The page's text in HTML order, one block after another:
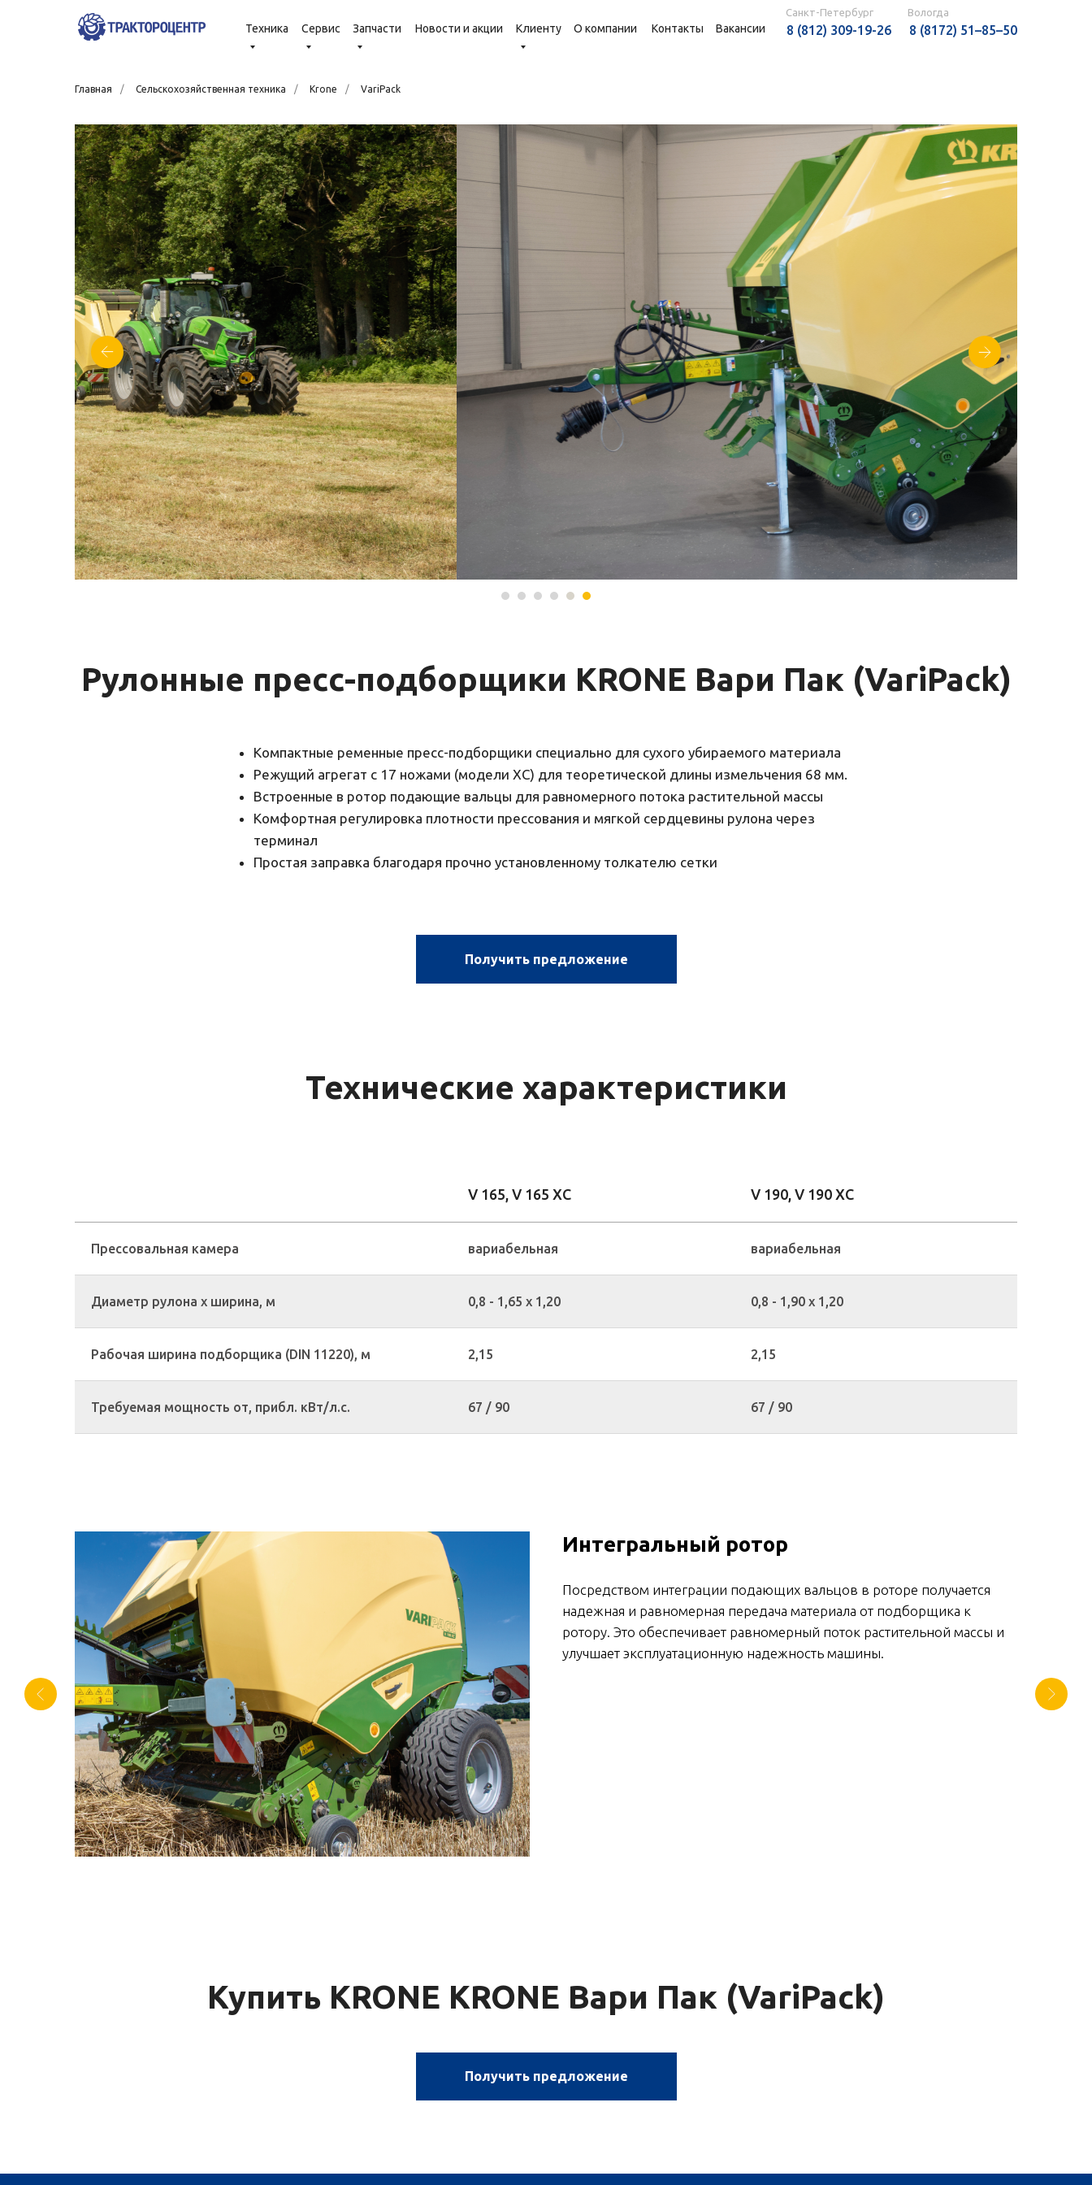
Техника Сервис Запчасти Новости и акции Клиенту О компании Вакансии 8 (812) 309-19-26
Санкт-Петербург
8 (8172) 51–85–50
Вологда
Контакты
Главная / Сельскохозяйственная техника / Krone / VariPack
Рулонные пресс-подборщики KRONE Вари Пак (VariPack)
Компактные ременные пресс-подборщики специально для сухого убираемого материала
Режущий агрегат с 17 ножами (модели ХС) для теоретической длины измельчения 68 мм.
Встроенные в ротор подающие вальцы для равномерного потока растительной массы
Комфортная регулировка плотности прессования и мягкой сердцевины рулона через
терминал
Простая заправка благодаря прочно установленному толкателю сетки
Получить предложение
Технические характеристики
V 165, V 165 XC V 190, V 190 XC
Прессовальная камера вариабельная вариабельная
Диаметр рулона x ширина, м 0,8 - 1,65 x 1,20 0,8 - 1,90 x 1,20
Рабочая ширина подборщика (DIN 11220), м 2,15 2,15
Требуемая мощность от, прибл. кВт/л.с. 67 / 90 67 / 90
Интегральный ротор
Посредством интеграции подающих вальцов в роторе получается
надежная и равномерная передача материала от подборщика к
ротору. Это обеспечивает равномерный поток растительной массы и
улучшает эксплуатационную надежность машины.
Купить KRONE KRONE Вари Пак (VariPack)
Получить предложение